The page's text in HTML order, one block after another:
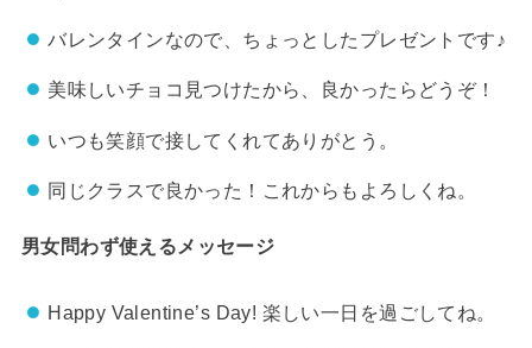
バレンタインなので、ちょっとしたプレゼントです♪
美味しいチョコ見つけたから、良かったらどうぞ！
いつも笑顔で接してくれてありがとう。
同じクラスで良かった！これからもよろしくね。
男女問わず使えるメッセージ
Happy Valentine’s Day! 楽しい一日を過ごしてね。